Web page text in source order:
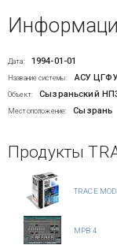
Дата: 1994-01-01
Название системы: АСУ
Объект: Сызраньский
Местоположение: Сызрань
Продукты
TRACE
МРВ 4